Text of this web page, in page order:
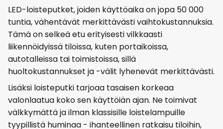
LED-loisteputket, joiden käyttöaika on jopa 50 000
tuntia, vähentävät merkittävästi vaihtokustannuksia.
Tämä on selkeä etu erityisesti vilkkaasti
liikennöidyissä tiloissa, kuten portaikoissa,
autotalleissa tai toimistoissa, sillä
huoltokustannukset ja -välit lyhenevät merkittävästi.
Lisäksi loisteputki tarjoaa tasaisen korkeaa
valonlaatua koko sen käyttöiän ajan. Ne toimivat
välkkymättä ja ilman klassisille loistelampuille
tyypillistä huminaa - ihanteellinen ratkaisu tiloihin,